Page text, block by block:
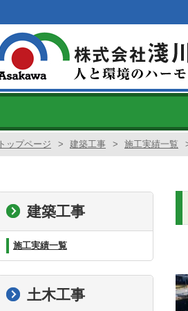
トップページ > 建築工事 > 施工実績一覧
建築工事
施工実績一覧
土木工事